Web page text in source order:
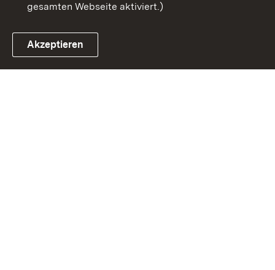
Link zum Landesportal
gesamten Webseite aktiviert.)
Akzeptieren